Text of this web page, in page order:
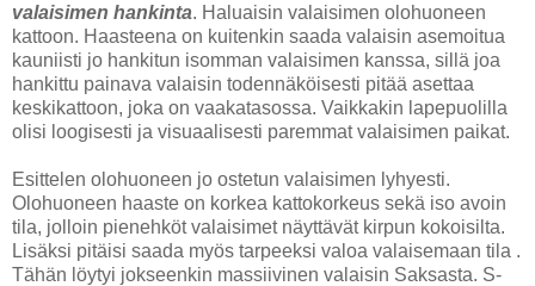
valaisimen hankinta. Haluaisin valaisimen olohuoneen
kattoon. Haasteena on kuitenkin saada valaisin asemoitua
kauniisti jo hankitun isomman valaisimen kanssa, sillä joa
hankittu painava valaisin todennäköisesti pitää asettaa
keskikattoon, joka on vaakatasossa. Vaikkakin lapepuolilla
olisi loogisesti ja visuaalisesti paremmat valaisimen paikat.
Esittelen olohuoneen jo ostetun valaisimen lyhyesti.
Olohuoneen haaste on korkea kattokorkeus sekä iso avoin
tila, jolloin pienehköt valaisimet näyttävät kirpun kokoisilta.
Lisäksi pitäisi saada myös tarpeeksi valoa valaisemaan tila .
Tähän löytyi jokseenkin massiivinen valaisin Saksasta. S-